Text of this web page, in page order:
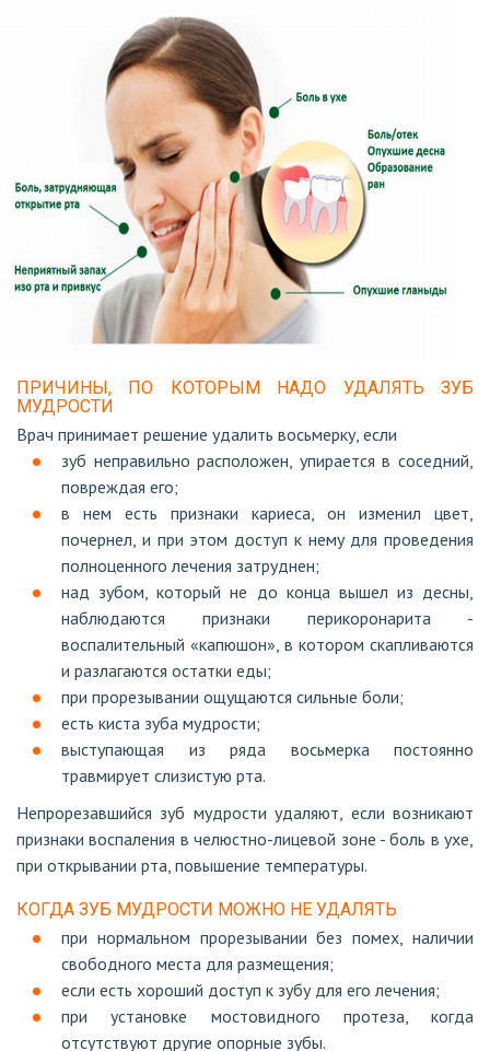
ПРИЧИНЫ, ПО КОТОРЫМ НАДО УДАЛЯТЬ ЗУБ
МУДРОСТИ
Врач принимает решение удалить восьмерку, если
зуб неправильно расположен, упирается в соседний,
повреждая его;
в нем есть признаки кариеса, он изменил цвет,
почернел, и при этом доступ к нему для проведения
полноценного лечения затруднен;
над зубом, который не до конца вышел из десны,
наблюдаются признаки перикоронарита -
воспалительный «капюшон», в котором скапливаются
и разлагаются остатки еды;
при прорезывании ощущаются сильные боли;
есть киста зуба мудрости;
выступающая из ряда восьмерка постоянно
травмирует слизистую рта.
Непрорезавшийся зуб мудрости удаляют, если возникают
признаки воспаления в челюстно-лицевой зоне - боль в ухе,
при открывании рта, повышение температуры.
КОГДА ЗУБ МУДРОСТИ МОЖНО НЕ УДАЛЯТЬ
при нормальном прорезывании без помех, наличии
свободного места для размещения;
если есть хороший доступ к зубу для его лечения;
при установке мостовидного протеза, когда
отсутствуют другие опорные зубы.